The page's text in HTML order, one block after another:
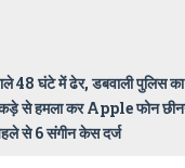
48 घंटे में ढेर, डबवाली पुलिस
से हमला कर Apple फोन
से 6 संगीन केस दर्ज